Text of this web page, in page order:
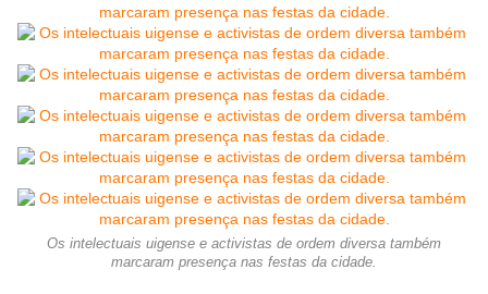
Os intelectuais uigense e activistas de ordem diversa também
marcaram presença nas festas da cidade.